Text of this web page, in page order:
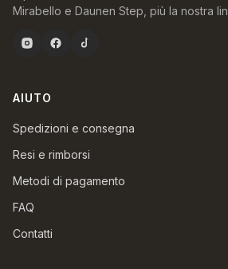
Mirabello e Daunen Step, più la nostra
AIUTO
Spedizioni e consegna
Resi e rimborsi
Metodi di pagamento
FAQ
Contatti